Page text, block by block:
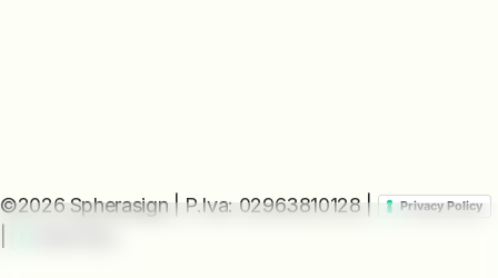
©2026 Spherasign | P.Iva: 02963810128 | Privacy Policy